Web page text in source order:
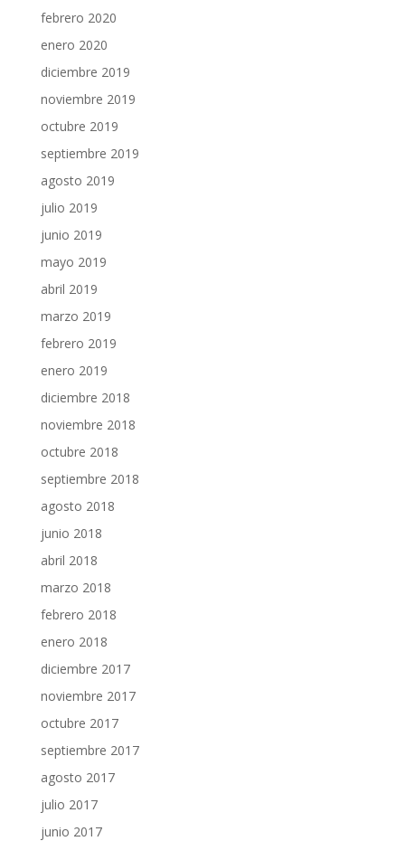
febrero 2020
enero 2020
diciembre 2019
noviembre 2019
octubre 2019
septiembre 2019
agosto 2019
julio 2019
junio 2019
mayo 2019
abril 2019
marzo 2019
febrero 2019
enero 2019
diciembre 2018
noviembre 2018
octubre 2018
septiembre 2018
agosto 2018
junio 2018
abril 2018
marzo 2018
febrero 2018
enero 2018
diciembre 2017
noviembre 2017
octubre 2017
septiembre 2017
agosto 2017
julio 2017
junio 2017